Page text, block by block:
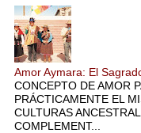
Amor Aymara: El
CONCEPTO DE AMOR
PRÁCTICAMENTE EL
CULTURAS
COMPLEMENT...